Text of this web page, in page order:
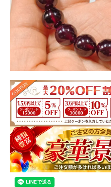
環境により実物との色合いの差